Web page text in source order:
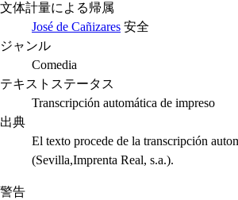
文体計量による帰属
José de Cañizares 安全
ジャンル
Comedia
テキストステータス
Transcripción automática de impreso
出典
El texto procede de la transcripción
(Sevilla,Imprenta Real, s.a.).
警告